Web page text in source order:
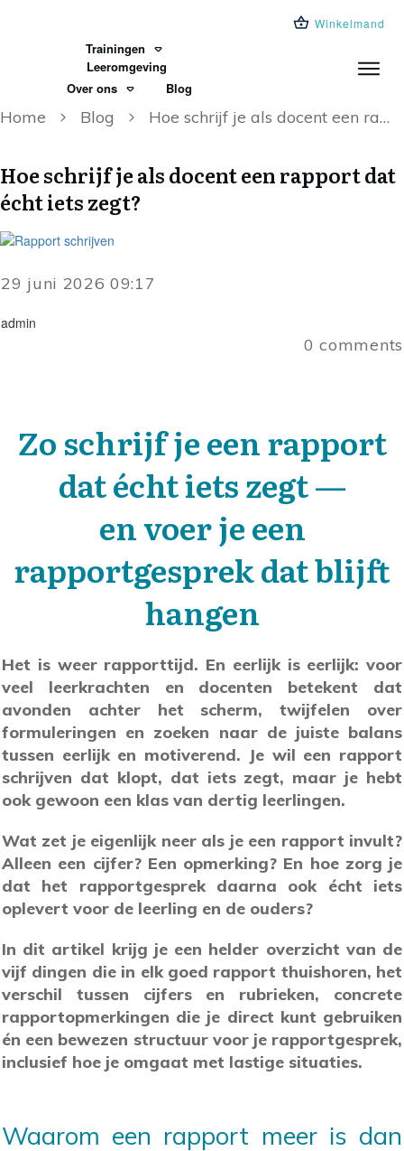
Winkelmand
Trainingen
Leeromgeving
Over ons
Blog
Home Blog Hoe schrijf je als docent een rapport dat écht iets zegt?
Hoe schrijf je als docent een rapport dat
écht iets zegt?
29 juni 2026 09:17
admin
0 comments
Zo schrijf je een rapport
dat écht iets zegt —
en voer je een
rapportgesprek dat blijft
hangen
Het is weer rapporttijd. En eerlijk is eerlijk: voor
veel leerkrachten en docenten betekent dat
avonden achter het scherm, twijfelen over
formuleringen en zoeken naar de juiste balans
tussen eerlijk en motiverend. Je wil een rapport
schrijven dat klopt, dat iets zegt, maar je hebt
ook gewoon een klas van dertig leerlingen.
Wat zet je eigenlijk neer als je een rapport invult?
Alleen een cijfer? Een opmerking? En hoe zorg je
dat het rapportgesprek daarna ook écht iets
oplevert voor de leerling en de ouders?
In dit artikel krijg je een helder overzicht van de
vijf dingen die in elk goed rapport thuishoren, het
verschil tussen cijfers en rubrieken, concrete
rapportopmerkingen die je direct kunt gebruiken
én een bewezen structuur voor je rapportgesprek,
inclusief hoe je omgaat met lastige situaties.
Waarom een rapport meer is dan